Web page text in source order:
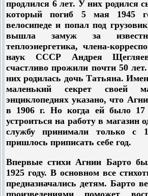
продлился 6 лет. У них родился
который погиб 5 мая 1945
велосипеде и попал под
вышла замуж за
теплоэнергетика, члена-
наук СССР Андрея
счастливо прожили почти 50
них родилась дочь Татьяна.
маленький секрет своей
энциклопедиях указано, что
в 1906 г. Но когда ей было 17
устроиться на работу в магазин
службу принимали только с
пришлось приписать себе год.
Впервые стихи Агнии Барто
1925 году. В основном все
предназначались детям. Барто
произведениями поможет